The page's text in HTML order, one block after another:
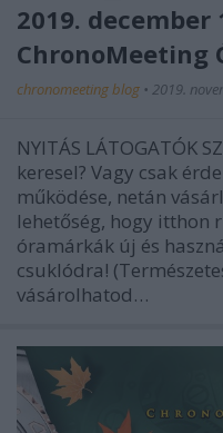
2019. december
ChronoMeeting
chronomeeting blog • 2019.
NYITÁS LÁTOGATÓK
keresel? Vagy csak
működése, netán
lehetőség, hogy itthon
óramárkák új és
csuklódra!
vásárolhatod…